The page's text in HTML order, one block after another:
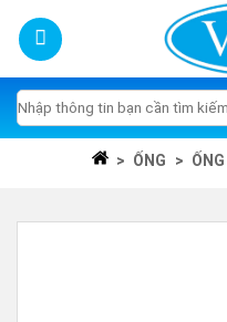
content
Tìm
kiếm:
> ỐNG >